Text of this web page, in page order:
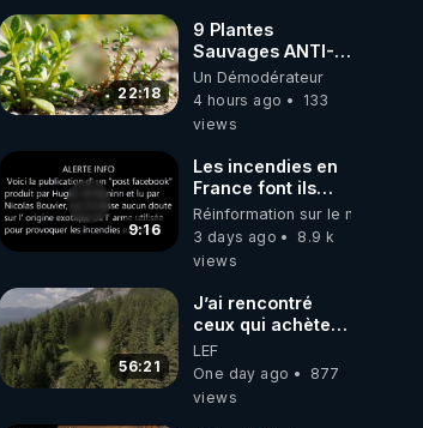
22:18
9 Plantes
Sauvages ANTI-
FAMINE: ces
Ressources
Haies
Un Démodérateur
4 hours ago
133
views
9:16
Les incendies en
France font ils
partie d' un plan
qui aurait débuté
le 11 septembre
Réinformation sur le monde
3 days ago
8.9 k
views
56:21
J’ai rencontré
ceux qui achètent
des bunkers pour
survivre à la fin
du monde
LEF
One day ago
877
views